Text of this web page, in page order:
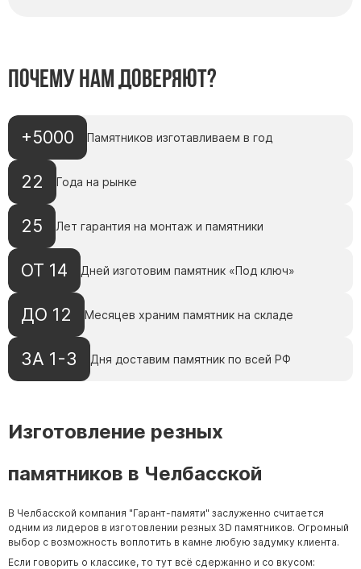
Почему нам доверяют?
+5000 Памятников изготавливаем в год
22 Года на рынке
25 Лет гарантия на монтаж и памятники
ОТ 14 Дней изготовим памятник «Под ключ»
ДО 12 Месяцев храним памятник на складе
ЗА 1-3 Дня доставим памятник по всей РФ
Изготовление резных
памятников в Челбасской
В Челбасской компания "Гарант-памяти" заслуженно считается
одним из лидеров в изготовлении резных 3D памятников. Огромный
выбор с возможность воплотить в камне любую задумку клиента.
Если говорить о классике, то тут всё сдержанно и со вкусом: